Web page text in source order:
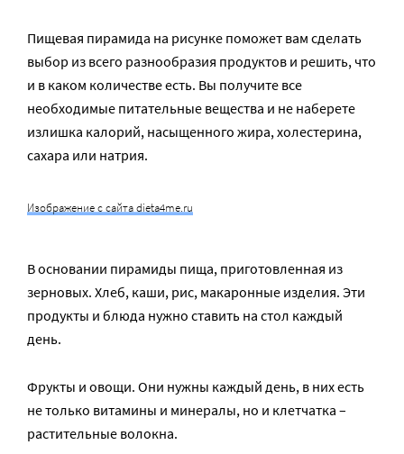
Пищевая пирамида на рисунке поможет вам сделать
выбор из всего разнообразия продуктов и решить, что
и в каком количестве есть. Вы получите все
необходимые питательные вещества и не наберете
излишка калорий, насыщенного жира, холестерина,
сахара или натрия.
Изображение с сайта dieta4me.ru
В основании пирамиды пища, приготовленная из
зерновых. Хлеб, каши, рис, макаронные изделия. Эти
продукты и блюда нужно ставить на стол каждый
день.
Фрукты и овощи. Они нужны каждый день, в них есть
не только витамины и минералы, но и клетчатка –
растительные волокна.